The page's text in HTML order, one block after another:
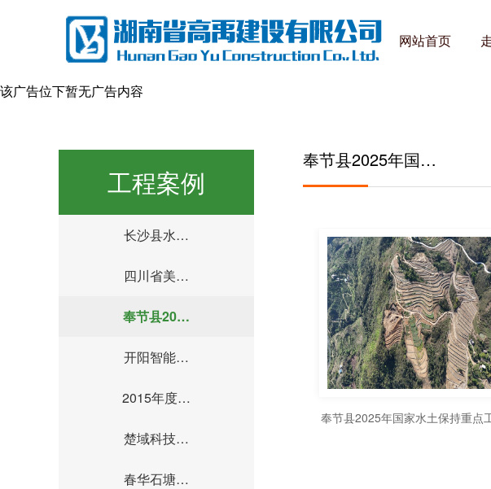
网站首页
该广告位下暂无广告内容
工程案例
长沙县水…
四川省美…
奉节县20…
开阳智能…
2015年度…
楚域科技…
春华石塘…
奉节县2025年国…
奉节县2025年国家水土保持重点